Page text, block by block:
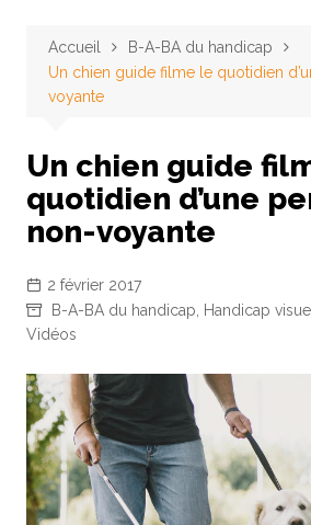
Accueil
B-A-BA du handicap
Un chien guide filme le quotidien
voyante
Un chien guide
quotidien d’une
non-voyante
2 février 2017
B-A-BA du handicap
Handicap visuel
Vidéos